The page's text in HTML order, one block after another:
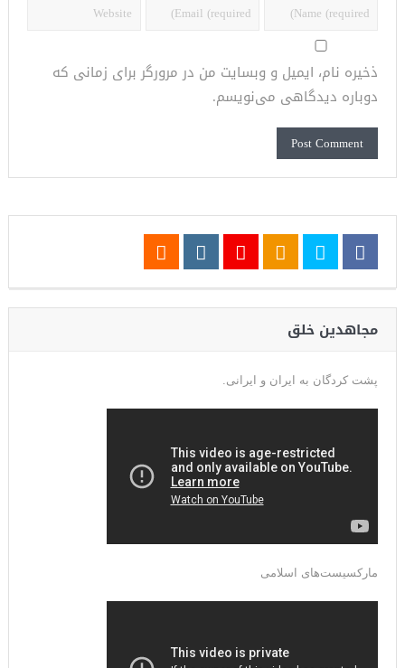
ذخیره نام، ایمیل و وبسایت من در مرورگر برای زمانی که
دوباره دیدگاهی می‌نویسم.
مجاهدین خلق
پشت کردگان به ایران و ایرانی.
مارکسیست‌های اسلامی